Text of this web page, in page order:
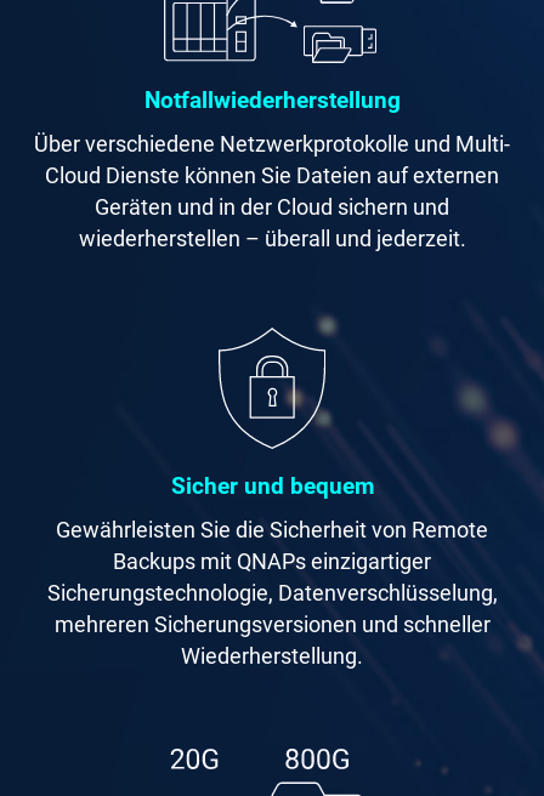
Notfallwiederherstellung
Über verschiedene Netzwerkprotokolle und Multi-
Cloud Dienste können Sie Dateien auf externen
Geräten und in der Cloud sichern und
wiederherstellen – überall und jederzeit.
Sicher und bequem
Gewährleisten Sie die Sicherheit von Remote
Backups mit QNAPs einzigartiger
Sicherungstechnologie, Datenverschlüsselung,
mehreren Sicherungsversionen und schneller
Wiederherstellung.